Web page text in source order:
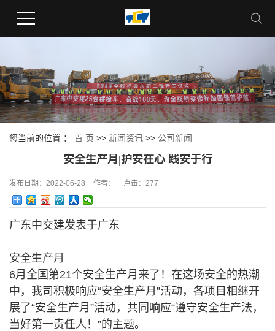
您当前的位置 ： 首 页 >> 新闻资讯 >> 公司新闻
安全生产月|护安在心 践安于行
发布日期： 2022-06-28 作者： 点击： 277
广东中交建发表于广东
安全生产月
6月全国第21个安全生产月来了！在这场安全的热潮
中，我司积极响应“安全生产月”活动，各项目相继开
展了“安全生产月”活动，共同响应“遵守安全生产法，
当好第一责任人！”的主题。